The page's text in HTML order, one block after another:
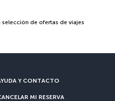
de ofertas de viajes
Y CONTACTO
MI RESERVA